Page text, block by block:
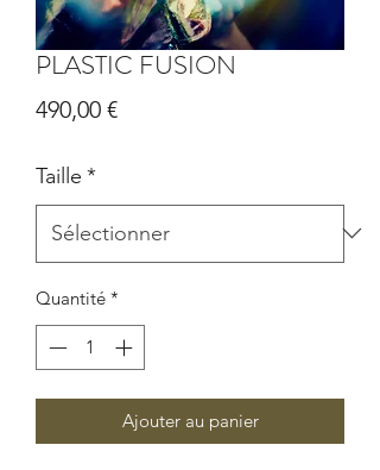
PLASTIC FUSION
490,00 €Prix
Taille *
Quantité *
Ajouter au panier